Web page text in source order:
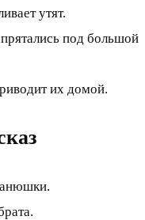
утят.
под большой
их домой.